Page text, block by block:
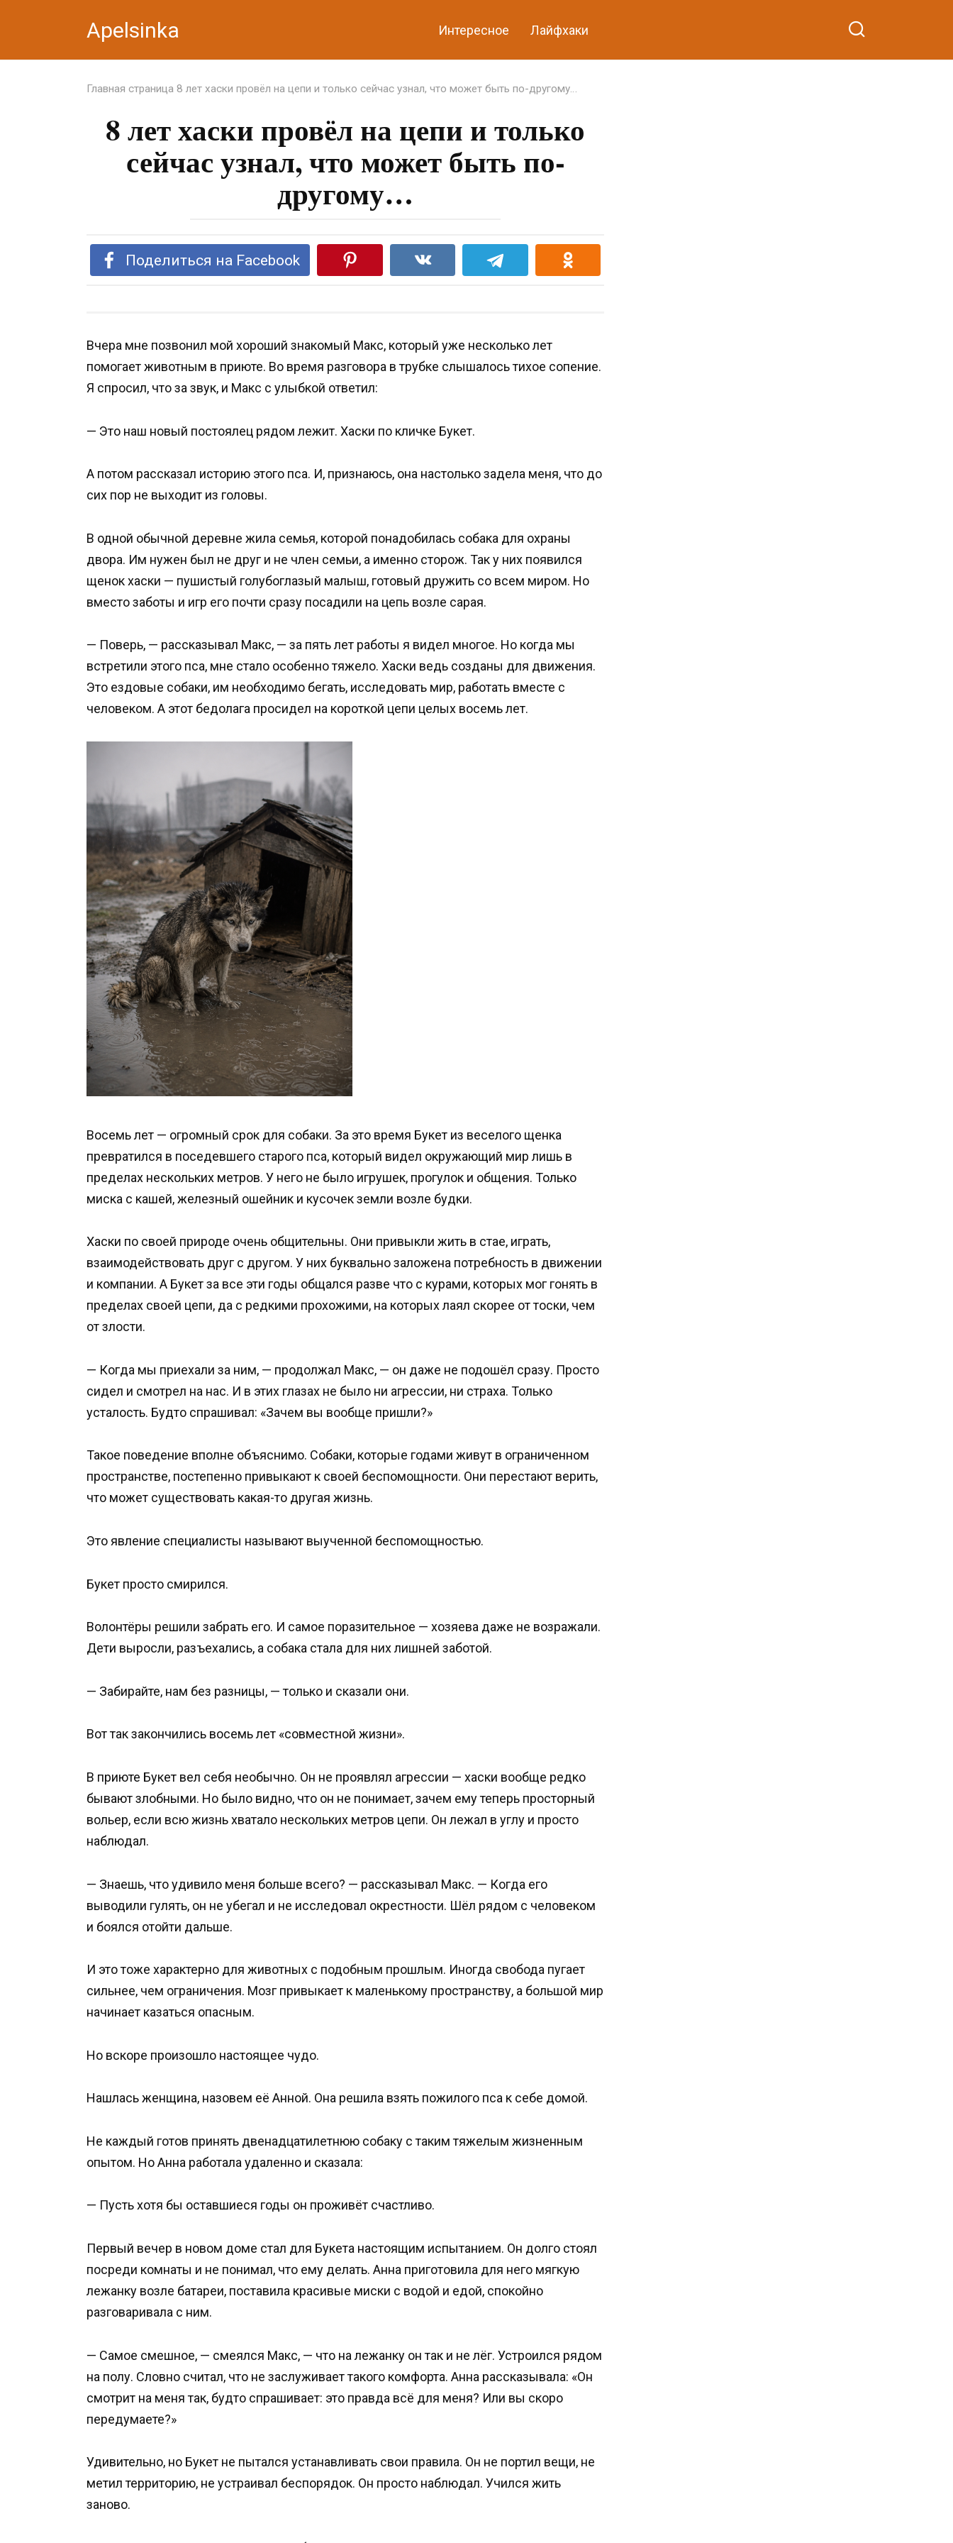
Apelsinka Интересное Лайфхаки
Главная страница 8 лет хаски провёл на цепи и только сейчас узнал, что может быть по-другому…
8 лет хаски провёл на цепи и только
сейчас узнал, что может быть по-
другому…
Поделиться на Facebook
Вчера мне позвонил мой хороший знакомый Макс, который уже несколько лет
помогает животным в приюте. Во время разговора в трубке слышалось тихое сопение.
Я спросил, что за звук, и Макс с улыбкой ответил:
— Это наш новый постоялец рядом лежит. Хаски по кличке Букет.
А потом рассказал историю этого пса. И, признаюсь, она настолько задела меня, что до
сих пор не выходит из головы.
В одной обычной деревне жила семья, которой понадобилась собака для охраны
двора. Им нужен был не друг и не член семьи, а именно сторож. Так у них появился
щенок хаски — пушистый голубоглазый малыш, готовый дружить со всем миром. Но
вместо заботы и игр его почти сразу посадили на цепь возле сарая.
— Поверь, — рассказывал Макс, — за пять лет работы я видел многое. Но когда мы
встретили этого пса, мне стало особенно тяжело. Хаски ведь созданы для движения.
Это ездовые собаки, им необходимо бегать, исследовать мир, работать вместе с
человеком. А этот бедолага просидел на короткой цепи целых восемь лет.
Восемь лет — огромный срок для собаки. За это время Букет из веселого щенка
превратился в поседевшего старого пса, который видел окружающий мир лишь в
пределах нескольких метров. У него не было игрушек, прогулок и общения. Только
миска с кашей, железный ошейник и кусочек земли возле будки.
Хаски по своей природе очень общительны. Они привыкли жить в стае, играть,
взаимодействовать друг с другом. У них буквально заложена потребность в движении
и компании. А Букет за все эти годы общался разве что с курами, которых мог гонять в
пределах своей цепи, да с редкими прохожими, на которых лаял скорее от тоски, чем
от злости.
— Когда мы приехали за ним, — продолжал Макс, — он даже не подошёл сразу. Просто
сидел и смотрел на нас. И в этих глазах не было ни агрессии, ни страха. Только
усталость. Будто спрашивал: «Зачем вы вообще пришли?»
Такое поведение вполне объяснимо. Собаки, которые годами живут в ограниченном
пространстве, постепенно привыкают к своей беспомощности. Они перестают верить,
что может существовать какая-то другая жизнь.
Это явление специалисты называют выученной беспомощностью.
Букет просто смирился.
Волонтёры решили забрать его. И самое поразительное — хозяева даже не возражали.
Дети выросли, разъехались, а собака стала для них лишней заботой.
— Забирайте, нам без разницы, — только и сказали они.
Вот так закончились восемь лет «совместной жизни».
В приюте Букет вел себя необычно. Он не проявлял агрессии — хаски вообще редко
бывают злобными. Но было видно, что он не понимает, зачем ему теперь просторный
вольер, если всю жизнь хватало нескольких метров цепи. Он лежал в углу и просто
наблюдал.
— Знаешь, что удивило меня больше всего? — рассказывал Макс. — Когда его
выводили гулять, он не убегал и не исследовал окрестности. Шёл рядом с человеком
и боялся отойти дальше.
И это тоже характерно для животных с подобным прошлым. Иногда свобода пугает
сильнее, чем ограничения. Мозг привыкает к маленькому пространству, а большой мир
начинает казаться опасным.
Но вскоре произошло настоящее чудо.
Нашлась женщина, назовем её Анной. Она решила взять пожилого пса к себе домой.
Не каждый готов принять двенадцатилетнюю собаку с таким тяжелым жизненным
опытом. Но Анна работала удаленно и сказала:
— Пусть хотя бы оставшиеся годы он проживёт счастливо.
Первый вечер в новом доме стал для Букета настоящим испытанием. Он долго стоял
посреди комнаты и не понимал, что ему делать. Анна приготовила для него мягкую
лежанку возле батареи, поставила красивые миски с водой и едой, спокойно
разговаривала с ним.
— Самое смешное, — смеялся Макс, — что на лежанку он так и не лёг. Устроился рядом
на полу. Словно считал, что не заслуживает такого комфорта. Анна рассказывала: «Он
смотрит на меня так, будто спрашивает: это правда всё для меня? Или вы скоро
передумаете?»
Удивительно, но Букет не пытался устанавливать свои правила. Он не портил вещи, не
метил территорию, не устраивал беспорядок. Он просто наблюдал. Учился жить
заново.